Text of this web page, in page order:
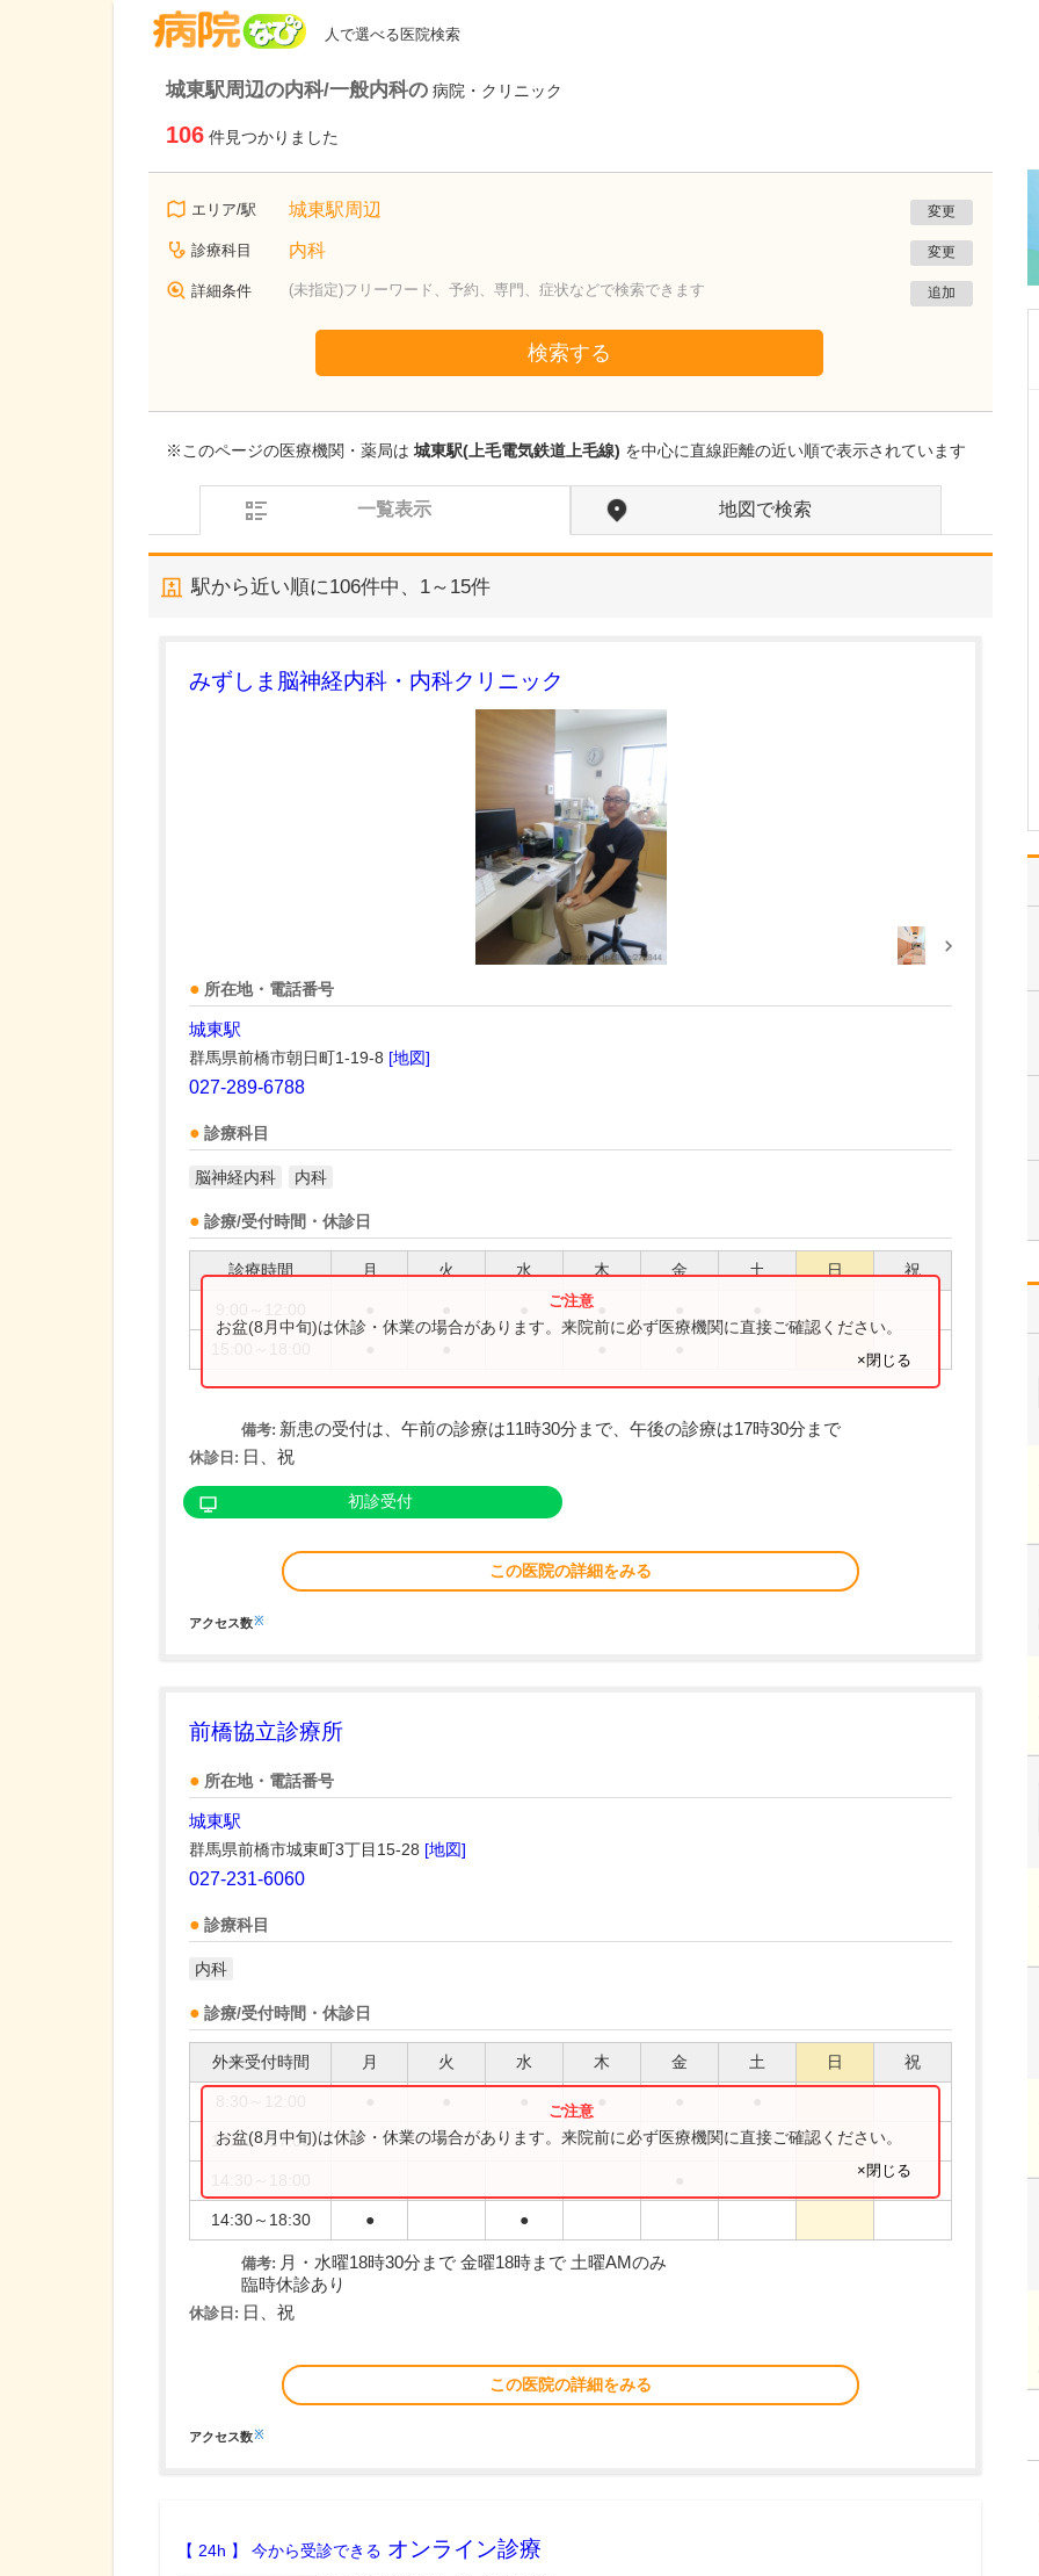
人で選べる医院検索
城東駅周辺の内科/一般内科の 病院・クリニック
106 件見つかりました
エリア/駅 城東駅周辺 変更
診療科目 内科 変更
詳細条件 (未指定)フリーワード、予約、専門、症状などで検索できます 追加
検索する
※このページの医療機関・薬局は 城東駅(上毛電気鉄道上毛線) を中心に直線距離の近い順で表示されています
一覧表示 地図で検索
駅から近い順に106件中、 1～15件
みずしま脳神経内科・内科クリニック
所在地・電話番号
城東駅
群馬県前橋市朝日町1-19-8 [地図]
027-289-6788
診療科目
脳神経内科 内科
診療/受付時間・休診日
診療時間 月 火 水 木 金 土 日 祝
お盆(8月中旬)は休診・休業の場合があります。来院前に必ず医療機関に直接ご確認ください。
×閉じる
備考: 新患の受付は、午前の診療は11時30分まで、午後の診療は17時30分まで
休診日: 日、祝
初診受付
この医院の詳細をみる
アクセス数※
前橋協立診療所
所在地・電話番号
城東駅
群馬県前橋市城東町3丁目15-28 [地図]
027-231-6060
診療科目
内科
診療/受付時間・休診日
外来受付時間 月 火 水 木 金 土 日 祝
14:30～17:00 ● ●
14:30～18:30 ● ●
お盆(8月中旬)は休診・休業の場合があります。来院前に必ず医療機関に直接ご確認ください。
×閉じる
備考: 月・水曜18時30分まで 金曜18時まで 土曜AMのみ
臨時休診あり
休診日: 日、祝
この医院の詳細をみる
アクセス数※
【 24h 】 今から受診できる オンライン診療
群馬県高崎市
小児科メイメイくりにっく
日々の診療で心がけていることはありますか?
体調を崩したお子さんを
連れて来られる保護者の
ています。また、私自身
も4…